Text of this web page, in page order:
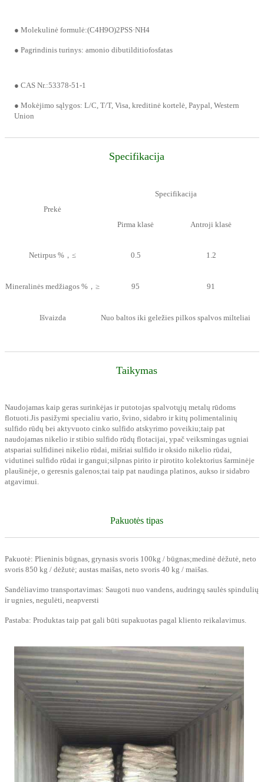
● Molekulinė formulė:(C4H9O)2PSS·NH4
● Pagrindinis turinys: amonio dibutilditiofosfatas
● CAS Nr.:53378-51-1
● Mokėjimo sąlygos: L/C, T/T, Visa, kreditinė kortelė, Paypal, Western
Union
Specifikacija
Prekė
Specifikacija
Pirma klasė Antroji klasė
Netirpus %，≤ 0.5 1.2
Mineralinės medžiagos %，≥ 95 91
Išvaizda Nuo baltos iki geležies pilkos spalvos milteliai
Taikymas
Naudojamas kaip geras surinkėjas ir putotojas spalvotųjų metalų rūdoms
flotuoti.Jis pasižymi specialiu vario, švino, sidabro ir kitų polimentalinių
sulfido rūdų bei aktyvuoto cinko sulfido atskyrimo poveikiu;taip pat
naudojamas nikelio ir stibio sulfido rūdų flotacijai, ypač veiksmingas ugniai
atspariai sulfidinei nikelio rūdai, mišriai sulfido ir oksido nikelio rūdai,
vidutinei sulfido rūdai ir gangui;silpnas pirito ir pirotito kolektorius šarminėje
plaušinėje, o geresnis galenos;tai taip pat naudinga platinos, aukso ir sidabro
atgavimui.
Pakuotės tipas
Pakuotė: Plieninis būgnas, grynasis svoris 100kg / būgnas;medinė dėžutė, neto
svoris 850 kg / dėžutė; austas maišas, neto svoris 40 kg / maišas.
Sandėliavimo transportavimas: Saugoti nuo vandens, audringų saulės spindulių
ir ugnies, negulėti, neapversti
Pastaba: Produktas taip pat gali būti supakuotas pagal kliento reikalavimus.